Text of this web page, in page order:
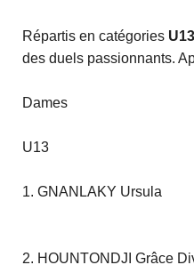
Répartis en catégories
des duels passionnants.
Dames
U13
1. GNANLAKY Ursula
2. HOUNTONDJI Grâce